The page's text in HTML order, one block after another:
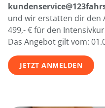
und wir erstatten dir den
499,- € für den
Das Angebot gilt vom:
JETZT ANMELDEN